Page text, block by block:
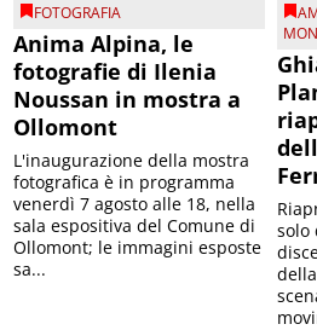
FOTOGRAFIA
Anima Alpina, le
fotografie di Ilenia
Noussan in mostra a
Ollomont
L'inaugurazione della mostra
fotografica è in programma
venerdì 7 agosto alle 18, nella
sala espositiva del Comune di
Ollomont; le immagini esposte
sa...
solo